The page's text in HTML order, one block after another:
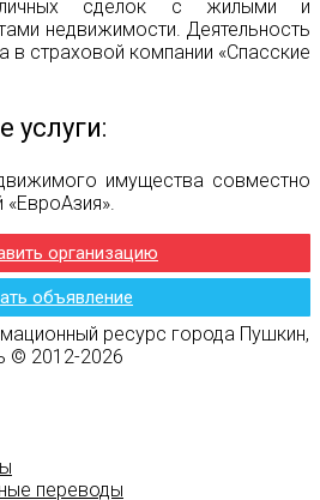
сделок с жилыми и
недвижимости. Деятельность
в страховой компании «Спасские
услуги:
имущества совместно
организацию
объявление
ресурс города Пушкин,
© 2012-2026
переводы